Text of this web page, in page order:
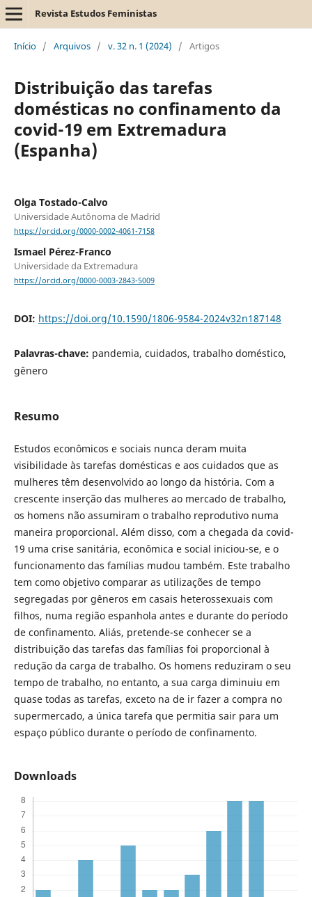
Revista Estudos Feministas
Início / Arquivos / v. 32 n. 1 (2024) / Artigos
Distribuição das tarefas
domésticas no confinamento da
covid-19 em Extremadura
(Espanha)
Olga Tostado-Calvo
Universidade Autônoma de Madrid
https://orcid.org/0000-0002-4061-7158
Ismael Pérez-Franco
Universidade da Extremadura
https://orcid.org/0000-0003-2843-5009
DOI: https://doi.org/10.1590/1806-9584-2024v32n187148
Palavras-chave: pandemia, cuidados, trabalho doméstico,
gênero
Resumo
Estudos econômicos e sociais nunca deram muita
visibilidade às tarefas domésticas e aos cuidados que as
mulheres têm desenvolvido ao longo da história. Com a
crescente inserção das mulheres ao mercado de trabalho,
os homens não assumiram o trabalho reprodutivo numa
maneira proporcional. Além disso, com a chegada da covid-
19 uma crise sanitária, econômica e social iniciou-se, e o
funcionamento das famílias mudou também. Este trabalho
tem como objetivo comparar as utilizações de tempo
segregadas por gêneros em casais heterossexuais com
filhos, numa região espanhola antes e durante do período
de confinamento. Aliás, pretende-se conhecer se a
distribuição das tarefas das famílias foi proporcional à
redução da carga de trabalho. Os homens reduziram o seu
tempo de trabalho, no entanto, a sua carga diminuiu em
quase todas as tarefas, exceto na de ir fazer a compra no
supermercado, a única tarefa que permitia sair para um
espaço público durante o período de confinamento.
Downloads